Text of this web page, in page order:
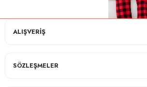
ALIŞVERİŞ
SÖZLEŞMELER